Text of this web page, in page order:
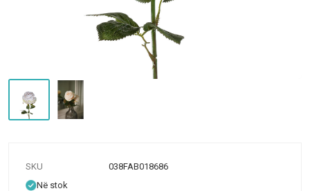
SKU
038FAB018686
Në stok